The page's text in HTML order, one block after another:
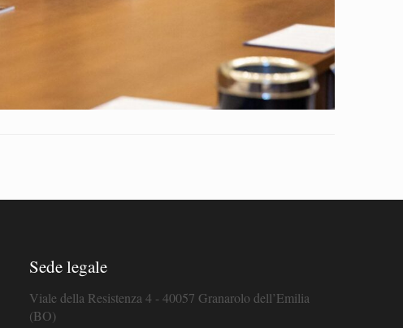
Sede legale
Viale della Resistenza 4 - 40057 Granarolo dell’Emilia
(BO)